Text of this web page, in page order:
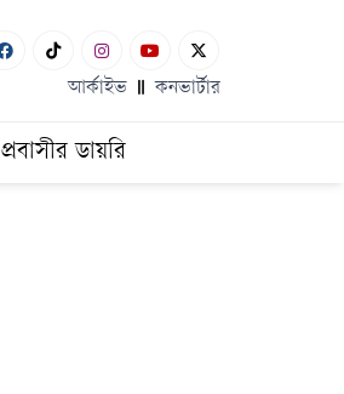
আর্কাইভ কনভার্টার
প্রবাসীর ডায়রি